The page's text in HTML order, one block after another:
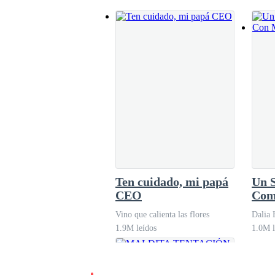
Había mas de 8 hombres muertos y un
gritando, llorando y suplicando por mi vida.
No podía irme ahora, si el chico me ve
habia nada asi que tome lo primero que vi,
ni había tomado un arma para ser sincera ni
Ten cuidado, mi papá
CEO
Vino que calienta las flores
1.9M leídos
Un
Dalia
1.0M